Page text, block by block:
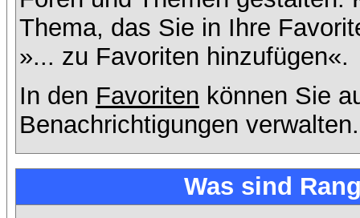
Thema, das Sie in Ihre
»... zu Favoriten hinzufügen«.
In den Favoriten können Sie
Benachrichtigungen verwalten.
Was sind